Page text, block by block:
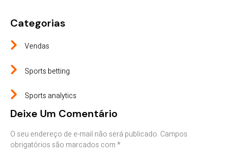
Categorias
Vendas
Sports betting
Sports analytics
Deixe Um Comentário
O seu endereço de e-mail não será publicado. Campos
obrigatórios são marcados com*